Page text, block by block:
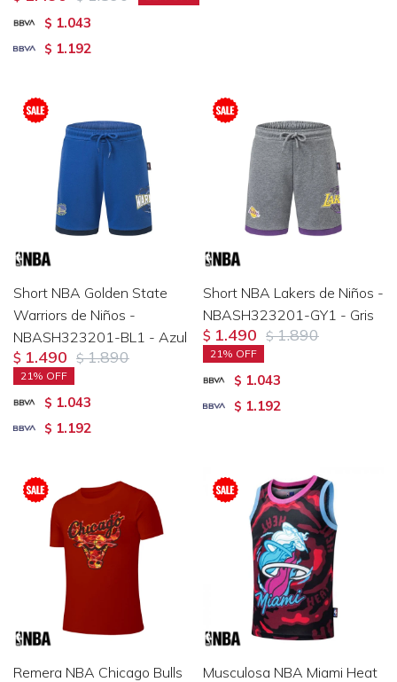
$ 1.043
$ 1.192
Short NBA Golden State
Warriors de Niños -
NBASH323201-BL1 - Azul
$ 1.490 $ 1.890
21
$ 1.043
$ 1.192
Short NBA Lakers de Niños -
NBASH323201-GY1 - Gris
$ 1.490 $ 1.890
21
$ 1.043
$ 1.192
Remera NBA Chicago Bulls
Musculosa NBA Miami Heat